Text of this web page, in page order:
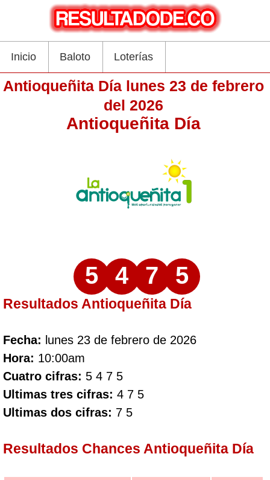
Inicio Baloto Loterías
Antioqueñita Día lunes 23 de febrero
del 2026
Antioqueñita Día
5 4 7 5
Resultados Antioqueñita Día
Fecha: lunes 23 de febrero de 2026
Hora: 10:00am
Cuatro cifras: 5 4 7 5
Ultimas tres cifras: 4 7 5
Ultimas dos cifras: 7 5
Resultados Chances Antioqueñita Día